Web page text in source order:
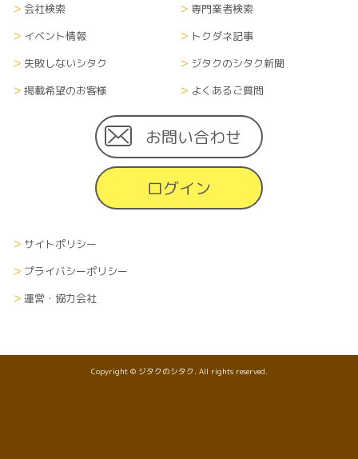
会社検索
専門業者検索
イベント情報
トクダネ記事
失敗しないシタク
ジタクのシタク新聞
掲載希望のお客様
よくあるご質問
お問い合わせ
ログイン
サイトポリシー
プライバシーポリシー
運営・協力会社
Copyright © ジタクのシタク. All rights reserved.